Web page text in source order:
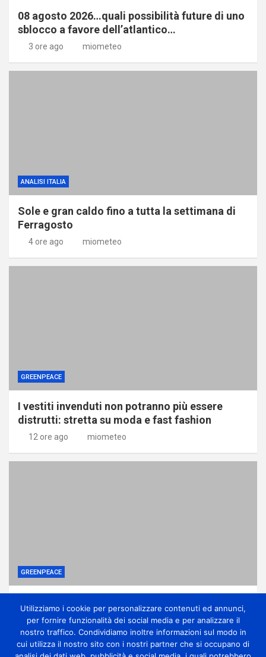
08 agosto 2026…quali possibilità future di uno
sblocco a favore dell’atlantico…
3 ore ago miometeo
ANALISI ITALIA
Sole e gran caldo fino a tutta la settimana di
Ferragosto
4 ore ago miometeo
GREENPEACE
I vestiti invenduti non potranno più essere
distrutti: stretta su moda e fast fashion
12 ore ago miometeo
GREENPEACE
all’ennesima accelerazione senza dati certi
12 ore ago miometeo
Utilizziamo i cookie per personalizzare contenuti ed annunci,
per fornire funzionalità dei social media e per analizzare il
nostro traffico. Condividiamo inoltre informazioni sul modo in
cui utilizza il nostro sito con i nostri partner che si occupano di